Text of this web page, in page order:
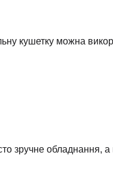
кушетку можна
зручне обладнання,